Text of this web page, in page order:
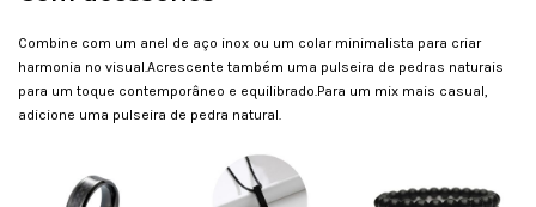
Combine com um anel de aço inox ou um colar minimalista para criar
harmonia no visual.Acrescente também uma pulseira de pedras naturais
para um toque contemporâneo e equilibrado.Para um mix mais casual,
adicione uma pulseira de pedra natural.